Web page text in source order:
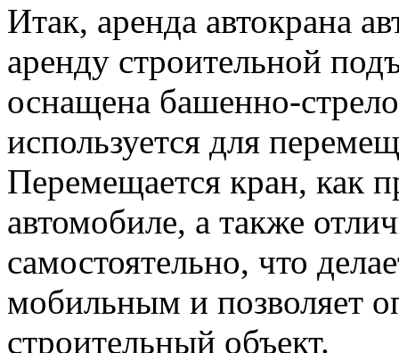
Итак, аренда автокрана
аренду строительной
оснащена башенно-
используется для
Перемещается кран, как
автомобиле, а также
самостоятельно, что
мобильным и позволяет
строительный объект.